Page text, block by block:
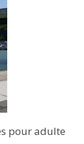
pour adulte